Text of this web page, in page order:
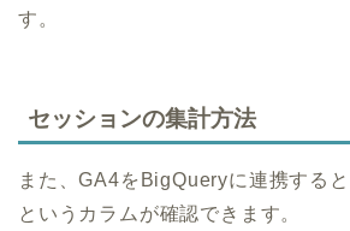
す。
セッションの集計方法
また、GA4をBigQueryに連携すると
というカラムが確認できます。